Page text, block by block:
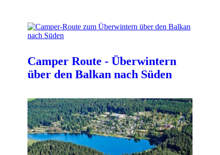
Camper Route - Überwintern
über den Balkan nach Süden